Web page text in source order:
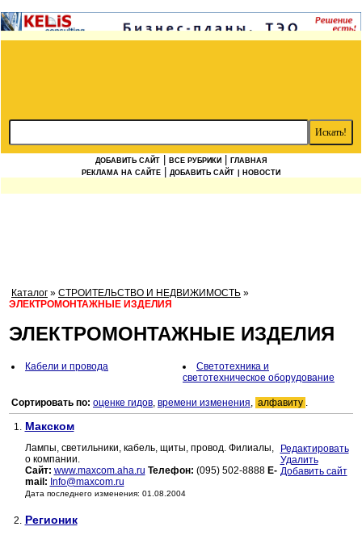
ДОБАВИТЬ САЙТ ВСЕ РУБРИКИ
ГЛАВНАЯ
РЕКЛАМА НА САЙТЕ
ДОБАВИТЬ САЙТ | НОВОСТИ
Каталог » СТРОИТЕЛЬСТВО И НЕДВИЖИМОСТЬ »
ЭЛЕКТРОМОНТАЖНЫЕ ИЗДЕЛИЯ
ЭЛЕКТРОМОНТАЖНЫЕ ИЗДЕЛИЯ
Кабели и провода
Светотехника и
светотехническое оборудование
Сортировать по: оценке гидов, времени изменения, алфавиту .
1. Макском
Лампы, светильники, кабель, щиты, провод. Филиалы,
о компании.
Сайт: www.maxcom.aha.ru Телефон: (095) 502-8888 E-
mail: Info@maxcom.ru
Дата последнего изменения: 01.08.2004
Редактировать
Удалить
Добавить сайт
2. Регионик